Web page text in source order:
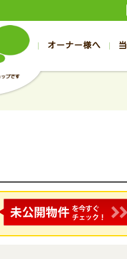
オーナー様へ
お客様の声
入居者様ページ